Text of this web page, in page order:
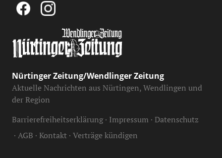
Nürtinger Zeitung/Wendlinger Zeitung
Aktuelle Nachrichten aus Nürtingen, Wendlingen und
der Region
Barrierefreiheitserklärung Impressum Datenschutz
AGB Kontakt Verträge kündigen